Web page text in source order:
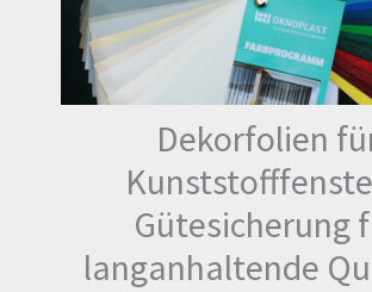
Dekorfolien
Gütesicherung
langanhaltende